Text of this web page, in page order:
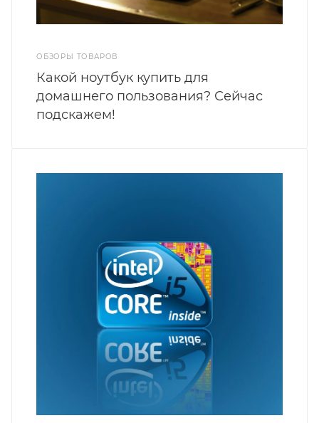
ОБЗОРЫ ТОВАРОВ
Какой ноутбук купить для
домашнего пользования? Сейчас
подскажем!